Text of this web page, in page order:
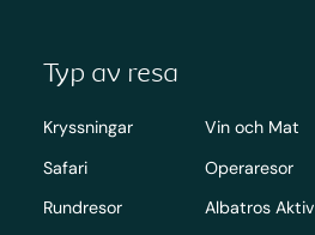
Typ av resa
Kryssningar
Safari
Rundresor
Vin och Mat
Operaresor
Albatros Aktiv